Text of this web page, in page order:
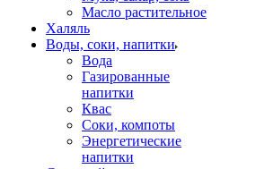
Масло растительное
Халяль
Воды, соки, напитки
Вода
Газированные
напитки
Квас
Соки, компоты
Энергетические
напитки